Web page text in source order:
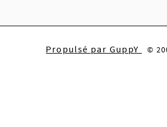
Propulsé par GuppY ©